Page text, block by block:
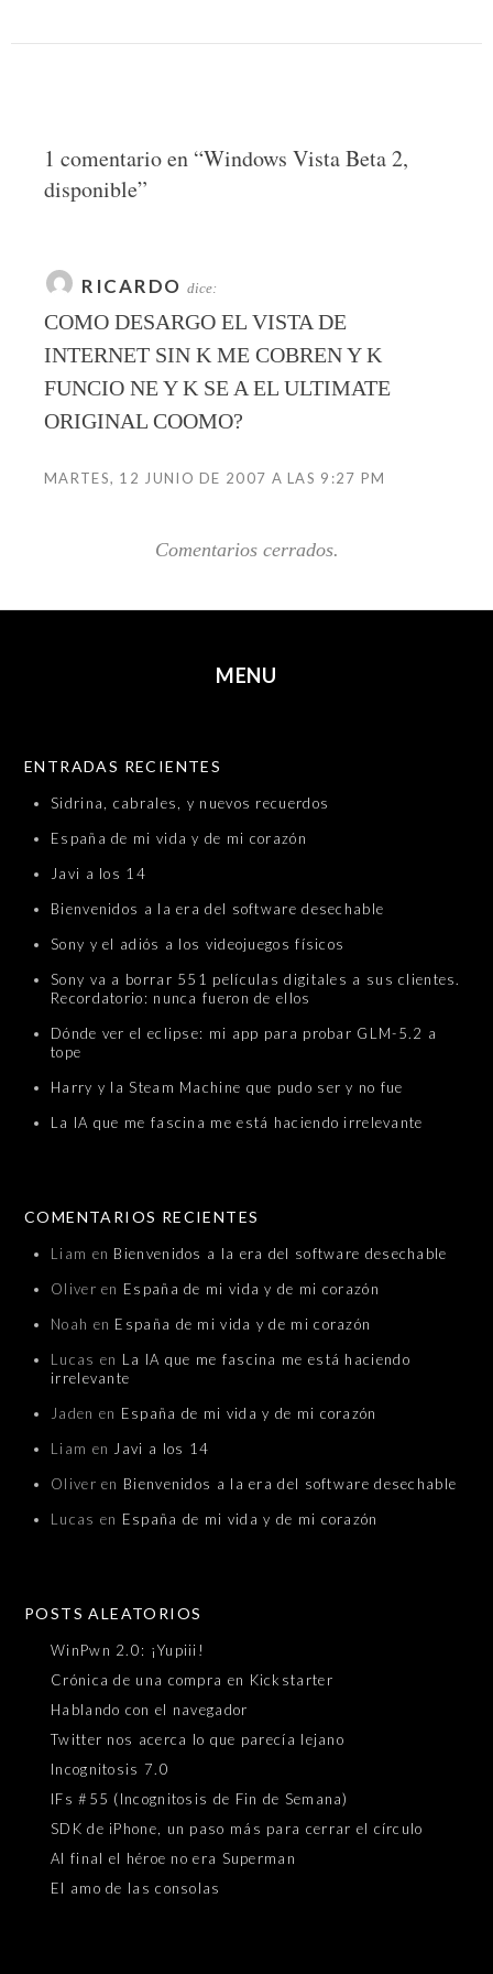
1 comentario en “Windows Vista Beta 2,
disponible”
RICARDO dice:
COMO DESARGO EL VISTA DE
INTERNET SIN K ME COBREN Y K
FUNCIO NE Y K SE A EL ULTIMATE
ORIGINAL COOMO?
MARTES, 12 JUNIO DE 2007 A LAS 9:27 PM
Comentarios cerrados.
MENU
ENTRADAS RECIENTES
Sidrina, cabrales, y nuevos recuerdos
España de mi vida y de mi corazón
Javi a los 14
Bienvenidos a la era del software desechable
Sony y el adiós a los videojuegos físicos
Sony va a borrar 551 películas digitales a sus clientes.
Recordatorio: nunca fueron de ellos
Dónde ver el eclipse: mi app para probar GLM-5.2 a
tope
Harry y la Steam Machine que pudo ser y no fue
La IA que me fascina me está haciendo irrelevante
COMENTARIOS RECIENTES
Liam en Bienvenidos a la era del software desechable
Oliver en España de mi vida y de mi corazón
Noah en España de mi vida y de mi corazón
Lucas en La IA que me fascina me está haciendo
irrelevante
Jaden en España de mi vida y de mi corazón
Liam en Javi a los 14
Oliver en Bienvenidos a la era del software desechable
Lucas en España de mi vida y de mi corazón
POSTS ALEATORIOS
WinPwn 2.0: ¡Yupiii!
Crónica de una compra en Kickstarter
Hablando con el navegador
Twitter nos acerca lo que parecía lejano
Incognitosis 7.0
IFs #55 (Incognitosis de Fin de Semana)
SDK de iPhone, un paso más para cerrar el círculo
Al final el héroe no era Superman
El amo de las consolas